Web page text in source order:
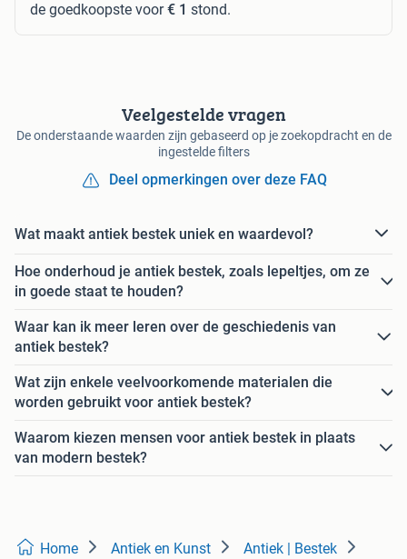
de goedkoopste voor€ 1 stond.
Veelgestelde vragen
De onderstaande waarden zijn gebaseerd op je zoekopdracht en de
ingestelde filters
Deel opmerkingen over deze FAQ
Wat maakt antiek bestek uniek en waardevol?
Hoe onderhoud je antiek bestek, zoals lepeltjes, om ze
in goede staat te houden?
Waar kan ik meer leren over de geschiedenis van
antiek bestek?
Wat zijn enkele veelvoorkomende materialen die
worden gebruikt voor antiek bestek?
Waarom kiezen mensen voor antiek bestek in plaats
van modern bestek?
Home Antiek en Kunst Antiek | Bestek